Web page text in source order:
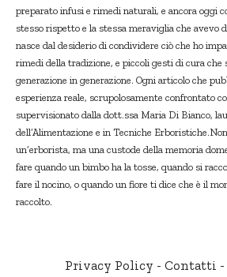
preparato infusi e rimedi naturali, e ancora oggi
stesso rispetto e la stessa meraviglia che avevo
nasce dal desiderio di condividere ciò che ho
rimedi della tradizione, e piccoli gesti di cura che
generazione in generazione. Ogni articolo che
esperienza reale, scrupolosamente confrontato
supervisionato dalla dott.ssa Maria Di Bianco,
dell’Alimentazione e in Tecniche
un’erborista, ma una custode della memoria
fare quando un bimbo ha la tosse, quando si
fare il nocino, o quando un fiore ti dice che è il
raccolto.
Privacy Policy - Contatti -